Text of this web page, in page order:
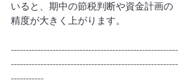
いると、期中の節税判断や資金計画の
精度が大きく上がります。
--------------------------------------------------------
--------------------------------------------------------
-----------